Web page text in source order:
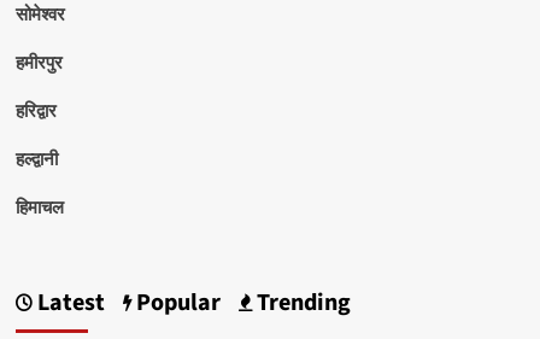
सोमेश्वर
हमीरपुर
हरिद्वार
हल्द्वानी
हिमाचल
Latest Popular Trending